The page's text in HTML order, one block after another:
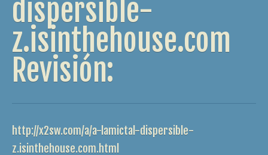
dispersible-
z.isinthehouse.com
Revisión:
http://x2sw.com/a/a-lamictal-dispersible-
z.isinthehouse.com.html